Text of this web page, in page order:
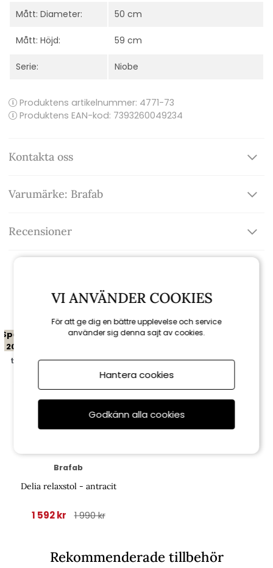
Mått: Diameter: 50 cm
Mått: Höjd: 59 cm
Serie: Niobe
Produktens artikelnummer: 4771-73
Produktens EAN-kod: 7393260049234
Kontakta oss
Varumärke: Brafab
Recensioner
Relaterade produkter
Spara
20%
till 16/8
Brafab
Delia relaxstol - antracit
1 592 kr 1 990 kr
Rekommenderade tillbehör
VI ANVÄNDER COOKIES
För att ge dig en bättre upplevelse och service
använder sig denna sajt av cookies.
Hantera cookies
Godkänn alla cookies